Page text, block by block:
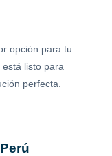
opción para tu
listo para
perfecta.